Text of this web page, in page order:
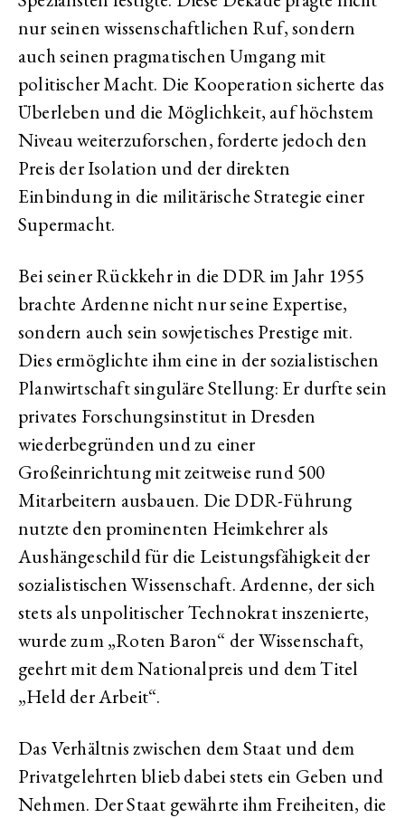
nur seinen wissenschaftlichen Ruf, sondern
auch seinen pragmatischen Umgang mit
politischer Macht. Die Kooperation sicherte das
Überleben und die Möglichkeit, auf höchstem
Niveau weiterzuforschen, forderte jedoch den
Preis der Isolation und der direkten
Einbindung in die militärische Strategie einer
Supermacht.
Bei seiner Rückkehr in die DDR im Jahr 1955
brachte Ardenne nicht nur seine Expertise,
sondern auch sein sowjetisches Prestige mit.
Dies ermöglichte ihm eine in der sozialistischen
Planwirtschaft singuläre Stellung: Er durfte sein
privates Forschungsinstitut in Dresden
wiederbegründen und zu einer
Großeinrichtung mit zeitweise rund 500
Mitarbeitern ausbauen. Die DDR-Führung
nutzte den prominenten Heimkehrer als
Aushängeschild für die Leistungsfähigkeit der
sozialistischen Wissenschaft. Ardenne, der sich
stets als unpolitischer Technokrat inszenierte,
wurde zum „Roten Baron“ der Wissenschaft,
geehrt mit dem Nationalpreis und dem Titel
„Held der Arbeit“.
Das Verhältnis zwischen dem Staat und dem
Privatgelehrten blieb dabei stets ein Geben und
Nehmen. Der Staat gewährte ihm Freiheiten, die